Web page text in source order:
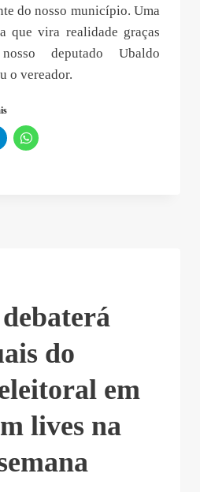
do nosso município. Uma
que vira realidade graças
deputado Ubaldo
o vereador.
do
em
lives na